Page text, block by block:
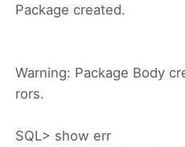
Package created.
Warning: Package Body
rors.
SQL> show err